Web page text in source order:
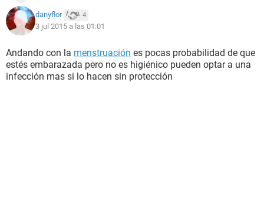
danyflor 4
3 jul 2015 a las 01:01
Andando con la menstruación es pocas probabilidad de que
estés embarazada pero no es higiénico pueden optar a una
infección mas si lo hacen sin protección